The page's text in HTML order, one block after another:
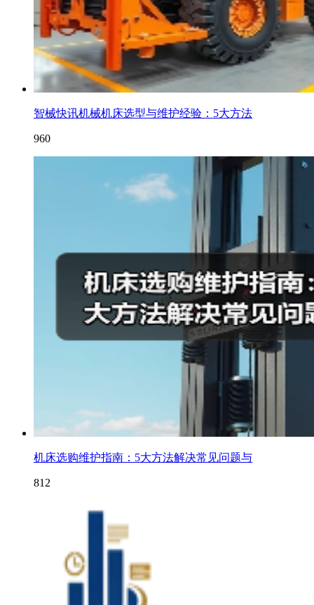
智械快讯机械机床选型与维护经验：5大方法
960
机床选购维护指南：5大方法解决常见问题与
812